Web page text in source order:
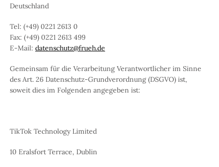
Deutschland
Tel: (+49) 0221 2613 0
Fax: (+49) 0221 2613 499
E-Mail: datenschutz@frueh.de
Gemeinsam für die Verarbeitung Verantwortlicher im Sinne
des Art. 26 Datenschutz-Grundverordnung (DSGVO) ist,
soweit dies im Folgenden angegeben ist:
TikTok Technology Limited
10 Eralsfort Terrace, Dublin